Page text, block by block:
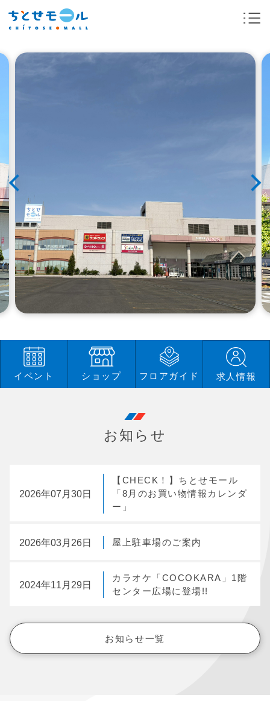
イベント ショップ フロアガイド 求人情報
お知らせ
2026年07月30日
【CHECK！】ちとせモール
「8月のお買い物情報カレンダ
ー」
2026年03月26日 屋上駐車場のご案内
2024年11月29日
カラオケ「COCOKARA」1階
センター広場に登場!!
お知らせ一覧